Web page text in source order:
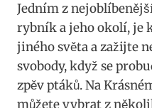
Jedním z
rybník a jeho okolí, je
jiného světa a zažijte
svobody, když se
zpěv ptáků. Na
můžete vybrat z